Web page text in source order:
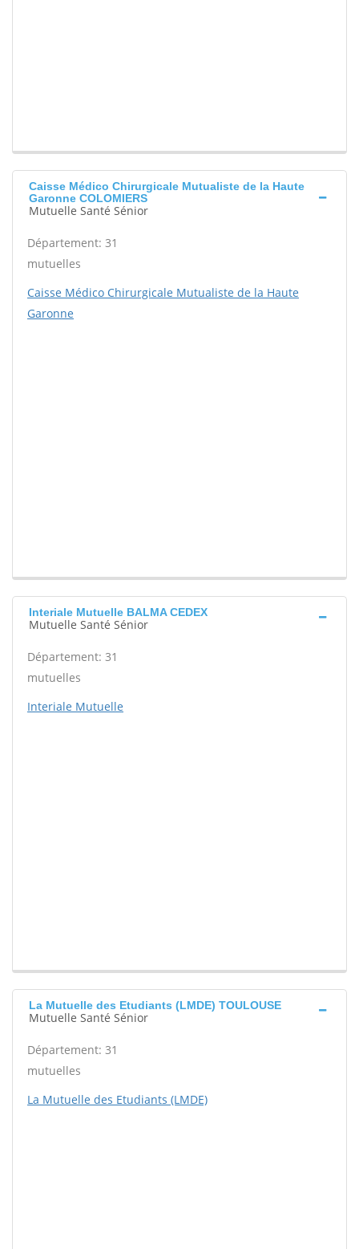
Caisse Médico Chirurgicale Mutualiste de la Haute
Garonne COLOMIERS
Mutuelle Santé Sénior
Département: 31
mutuelles
Caisse Médico Chirurgicale Mutualiste de la Haute
Garonne
Interiale Mutuelle BALMA CEDEX
Mutuelle Santé Sénior
Département: 31
mutuelles
Interiale Mutuelle
La Mutuelle des Etudiants (LMDE) TOULOUSE
Mutuelle Santé Sénior
Département: 31
mutuelles
La Mutuelle des Etudiants (LMDE)